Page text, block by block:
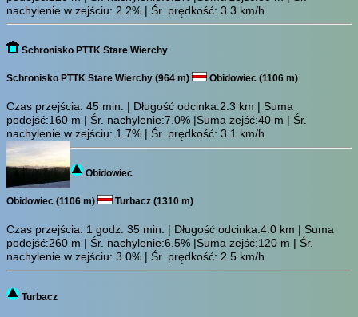
nachylenie w zejściu: 2.2% | Śr. prędkość: 3.3 km/h
Schronisko PTTK Stare Wierchy
Schronisko PTTK Stare Wierchy (964 m) Obidowiec (1106 m)
Czas przejścia: 45 min. | Długość odcinka:2.3 km | Suma
podejść:160 m | Śr. nachylenie:7.0% |Suma zejść:40 m | Śr.
nachylenie w zejściu: 1.7% | Śr. prędkość: 3.1 km/h
Obidowiec
Obidowiec (1106 m) Turbacz (1310 m)
Czas przejścia: 1 godz. 35 min. | Długość odcinka:4.0 km | Suma
podejść:260 m | Śr. nachylenie:6.5% |Suma zejść:120 m | Śr.
nachylenie w zejściu: 3.0% | Śr. prędkość: 2.5 km/h
Turbacz